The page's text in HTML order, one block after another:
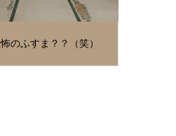
のふすま？？（笑）